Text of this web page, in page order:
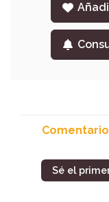
Sé el